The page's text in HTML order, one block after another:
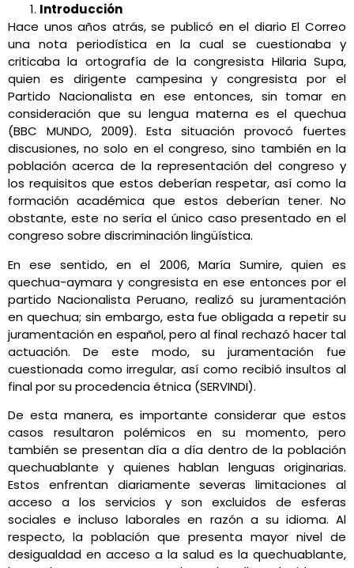
Introducción
Hace unos años atrás, se publicó en el diario El Correo
una nota periodística en la cual se cuestionaba y
criticaba la ortografía de la congresista Hilaria Supa,
quien es dirigente campesina y congresista por el
Partido Nacionalista en ese entonces, sin tomar en
consideración que su lengua materna es el quechua
(BBC MUNDO, 2009). Esta situación provocó fuertes
discusiones, no solo en el congreso, sino también en la
población acerca de la representación del congreso y
los requisitos que estos deberían respetar, así como la
formación académica que estos deberían tener. No
obstante, este no sería el único caso presentado en el
congreso sobre discriminación lingüística.
En ese sentido, en el 2006, María Sumire, quien es
quechua-aymara y congresista en ese entonces por el
partido Nacionalista Peruano, realizó su juramentación
en quechua; sin embargo, esta fue obligada a repetir su
juramentación en español, pero al final rechazó hacer tal
actuación. De este modo, su juramentación fue
cuestionada como irregular, así como recibió insultos al
final por su procedencia étnica (SERVINDI).
De esta manera, es importante considerar que estos
casos resultaron polémicos en su momento, pero
también se presentan día a día dentro de la población
quechuablante y quienes hablan lenguas originarias.
Estos enfrentan diariamente severas limitaciones al
acceso a los servicios y son excluidos de esferas
sociales e incluso laborales en razón a su idioma. Al
respecto, la población que presenta mayor nivel de
desigualdad en acceso a la salud es la quechuablante,